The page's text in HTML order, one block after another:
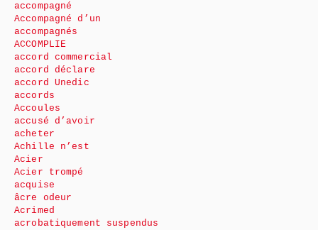
accompagné
Accompagné d’un
accompagnés
ACCOMPLIE
accord commercial
accord déclare
accord Unedic
accords
Accoules
accusé d’avoir
acheter
Achille n’est
Acier
Acier trompé
acquise
âcre odeur
Acrimed
acrobatiquement suspendus